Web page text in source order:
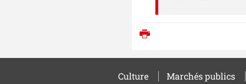
Culture Marchés publics